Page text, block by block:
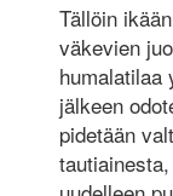
Tällöin
väkevien
humalatilaa
jälkeen
pidetään